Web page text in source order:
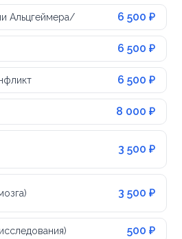
Альцгеймера/ 6 500 ₽
6 500 ₽
6 500 ₽
8 000 ₽
3 500 ₽
3 500 ₽
500 ₽